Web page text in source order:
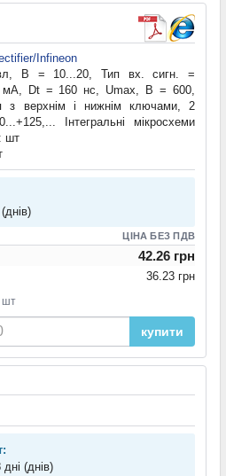
Infineon
В = 10...20, Тип вх. сигн. =
мА, Dt = 160 нс, Umax, B = 600,
з верхнім і нижнім ключами, 2
Інтегральні мікросхеми
шт
ЦІНА БЕЗ ПДВ
42.26 грн
36.23 грн
шт
купити
(днів)